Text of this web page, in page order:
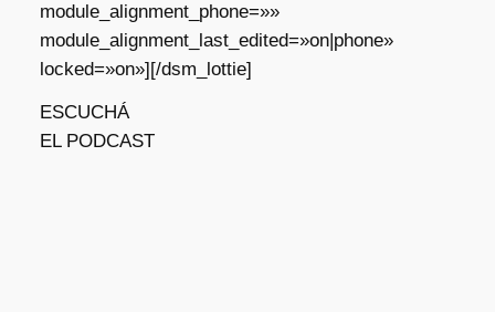
module_alignment_phone=»»
module_alignment_last_edited=»on|phone»
locked=»on»][/dsm_lottie]
ESCUCHÁ
EL PODCAST